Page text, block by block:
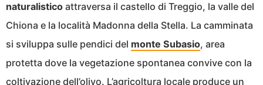
naturalistico attraversa il castello di Treggio, la valle del
Chiona e la località Madonna della Stella. La camminata
si sviluppa sulle pendici del monte Subasio, area
protetta dove la vegetazione spontanea convive con la
coltivazione dell’olivo. L’agricoltura locale produce un